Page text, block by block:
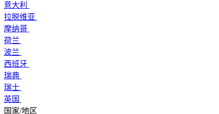
意大利
拉脱维亚
摩纳哥
荷兰
波兰
西班牙
瑞典
瑞士
英国
国家/地区